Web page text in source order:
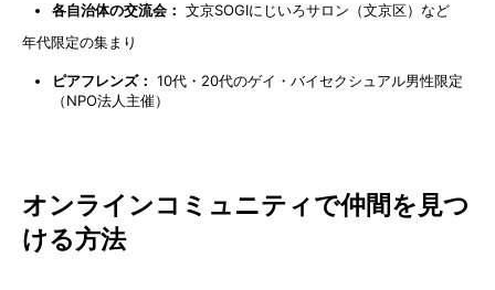
各自治体の交流会： 文京SOGIにじいろサロン（文京区）など
年代限定の集まり
ピアフレンズ： 10代・20代のゲイ・バイセクシュアル男性限定
（NPO法人主催）
オンラインコミュニティで仲間を見つ
ける方法